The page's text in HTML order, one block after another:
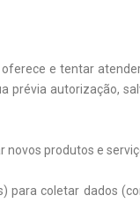
oferece e tentar
prévia autorização,
produtos e
para coletar dados